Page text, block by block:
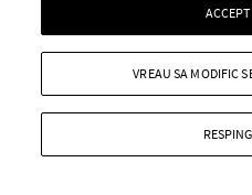
Editorial fashion:
06 martie 2022
Turnul Eiffel, atmosfera
ingrediente marca Chanel
franțuzoaică autentică,
VREAU SA MODIFIC